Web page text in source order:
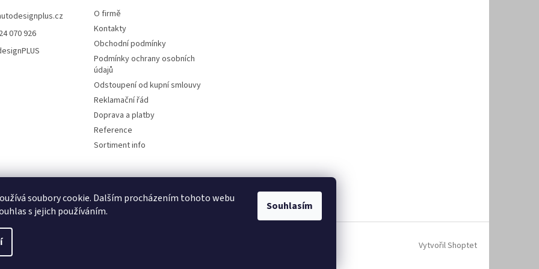
soubory cookie. Dalším procházením tohoto webu
s jejich používáním.
Souhlasím
070 926
O firmě
Kontakty
Obchodní podmínky
Podmínky ochrany osobních
údajů
Odstoupení od kupní smlouvy
Reklamační řád
Doprava a platby
Reference
Sortiment info
Reklamační řád
Vytvořil Shoptet